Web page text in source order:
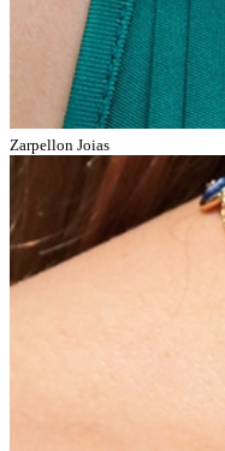
Zarpellon Joias